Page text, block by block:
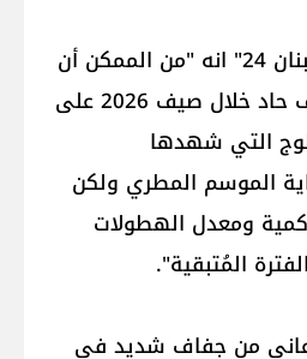
يؤكد خبير بيئي عبر "لبنان 24" انه "من الممكن أن
يواجه لبنان خطر جفاف حاد خلال صيف 2026 على
التي شهدها
الموسم المطري ولكن
ومعدل الهطولات
المُتبقية".
عانى من جفاف شديد في